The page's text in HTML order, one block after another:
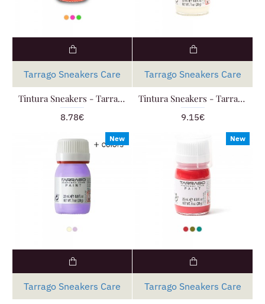
Tarrago Sneakers Care
Tintura Sneakers - Tarrago Paint FLUO
8.78€
Tarrago Sneakers Care
Tintura Sneakers - Tarrago Paint FOSFORESCENTE
9.15€
New
Tarrago Sneakers Care
New
Tarrago Sneakers Care